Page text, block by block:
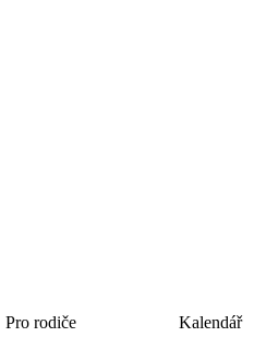
Pro rodiče Kalendář